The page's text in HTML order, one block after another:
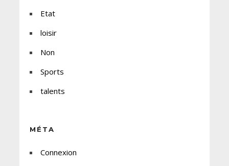
Etat
loisir
Non
Sports
talents
MÉTA
Connexion